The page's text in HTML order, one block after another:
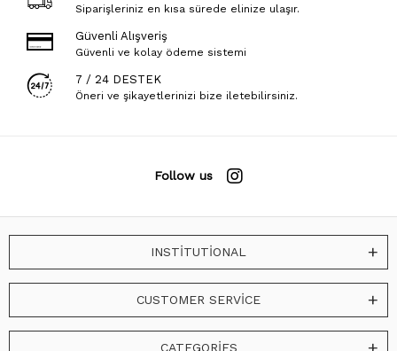
Siparişleriniz en kısa sürede elinize ulaşır.
Güvenli Alışveriş
Güvenli ve kolay ödeme sistemi
7 / 24 DESTEK
Öneri ve şikayetlerinizi bize iletebilirsiniz.
Follow us
INSTİTUTİONAL
CUSTOMER SERVİCE
CATEGORİES